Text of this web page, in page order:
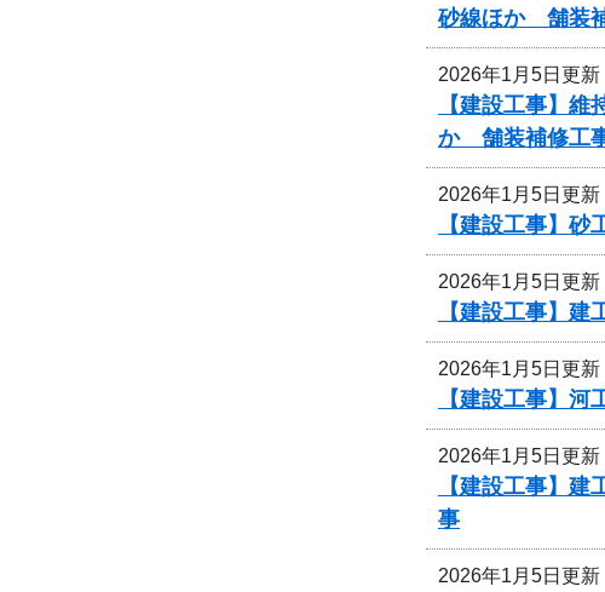
砂線ほか 舗装
2026年1月5日更新
【建設工事】
か 舗装補修工
2026年1月5日更新
【建設工事】
2026年1月5日更新
【建設工事】
2026年1月5日更新
【建設工事】
2026年1月5日更新
【建設工事】
事
2026年1月5日更新